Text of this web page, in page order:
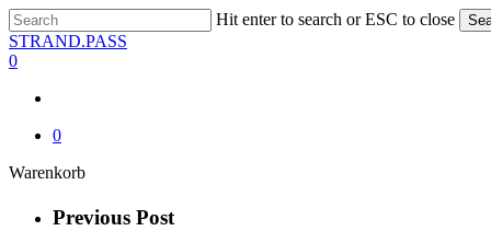
Skip
to
main
Hit enter to search or ESC to close
Close
Search
STRAND.PASS
0
0
WarenkorbClose
Previous Post